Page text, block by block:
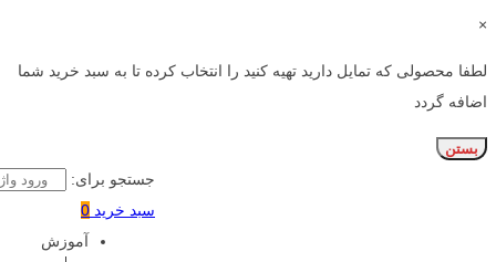
×
لطفا محصولی که تمایل دارید تهیه کنید را انتخاب کرده تا به سبد خرید شما
اضافه گردد
بستن
جستجو برای:
سبد خرید 0
آموزش